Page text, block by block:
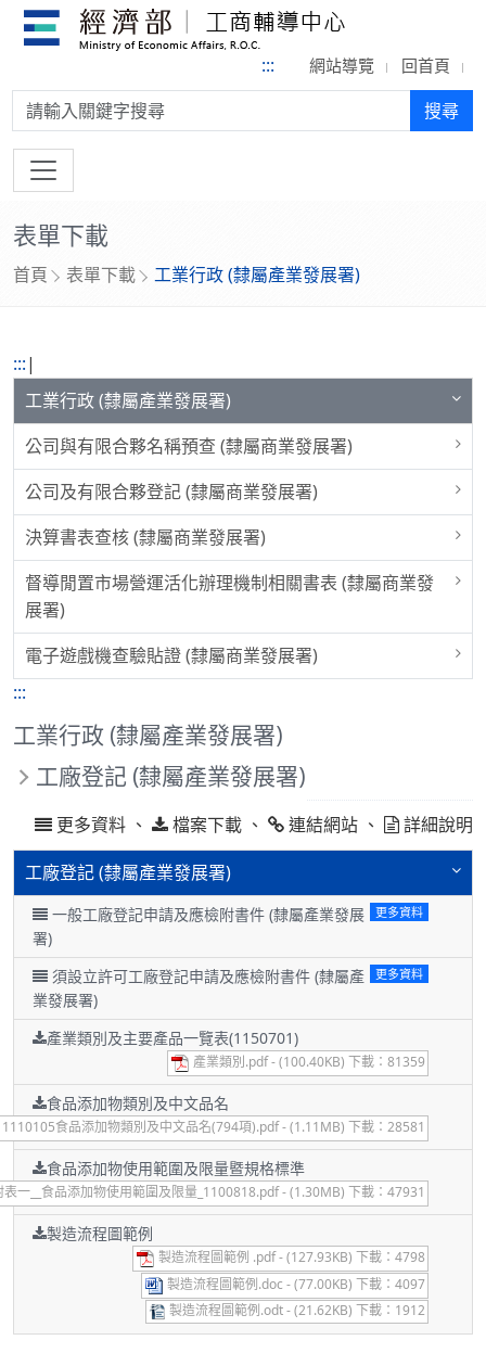
::: 網站導覽 回首頁
搜尋: 搜尋
表單下載
首頁 表單下載 工業行政 (隸屬產業發展署)
:::|
工業行政 (隸屬產業發展署)
公司與有限合夥名稱預查 (隸屬商業發展署)
公司及有限合夥登記 (隸屬商業發展署)
決算書表查核 (隸屬商業發展署)
督導閒置市場營運活化辦理機制相關書表 (隸屬商業發
展署)
電子遊戲機查驗貼證 (隸屬商業發展署)
:::
工業行政 (隸屬產業發展署)
工廠登記 (隸屬產業發展署)
更多資料 、 檔案下載 、 連結網站 、 詳細說明
工廠登記 (隸屬產業發展署)
更多資料
一般工廠登記申請及應檢附書件 (隸屬產業發展
署)
更多資料
須設立許可工廠登記申請及應檢附書件 (隸屬產
業發展署)
產業類別及主要產品一覽表(1150701)
產業類別.pdf - (100.40KB) 下載：81359
食品添加物類別及中文品名
1110105食品添加物類別及中文品名(794項).pdf - (1.11MB) 下載：28581
食品添加物使用範圍及限量暨規格標準
一__食品添加物使用範圍及限量_1100818.pdf - (1.30MB) 下載：47931
製造流程圖範例
製造流程圖範例 .pdf - (127.93KB) 下載：4798
製造流程圖範例.doc - (77.00KB) 下載：4097
製造流程圖範例.odt - (21.62KB) 下載：1912